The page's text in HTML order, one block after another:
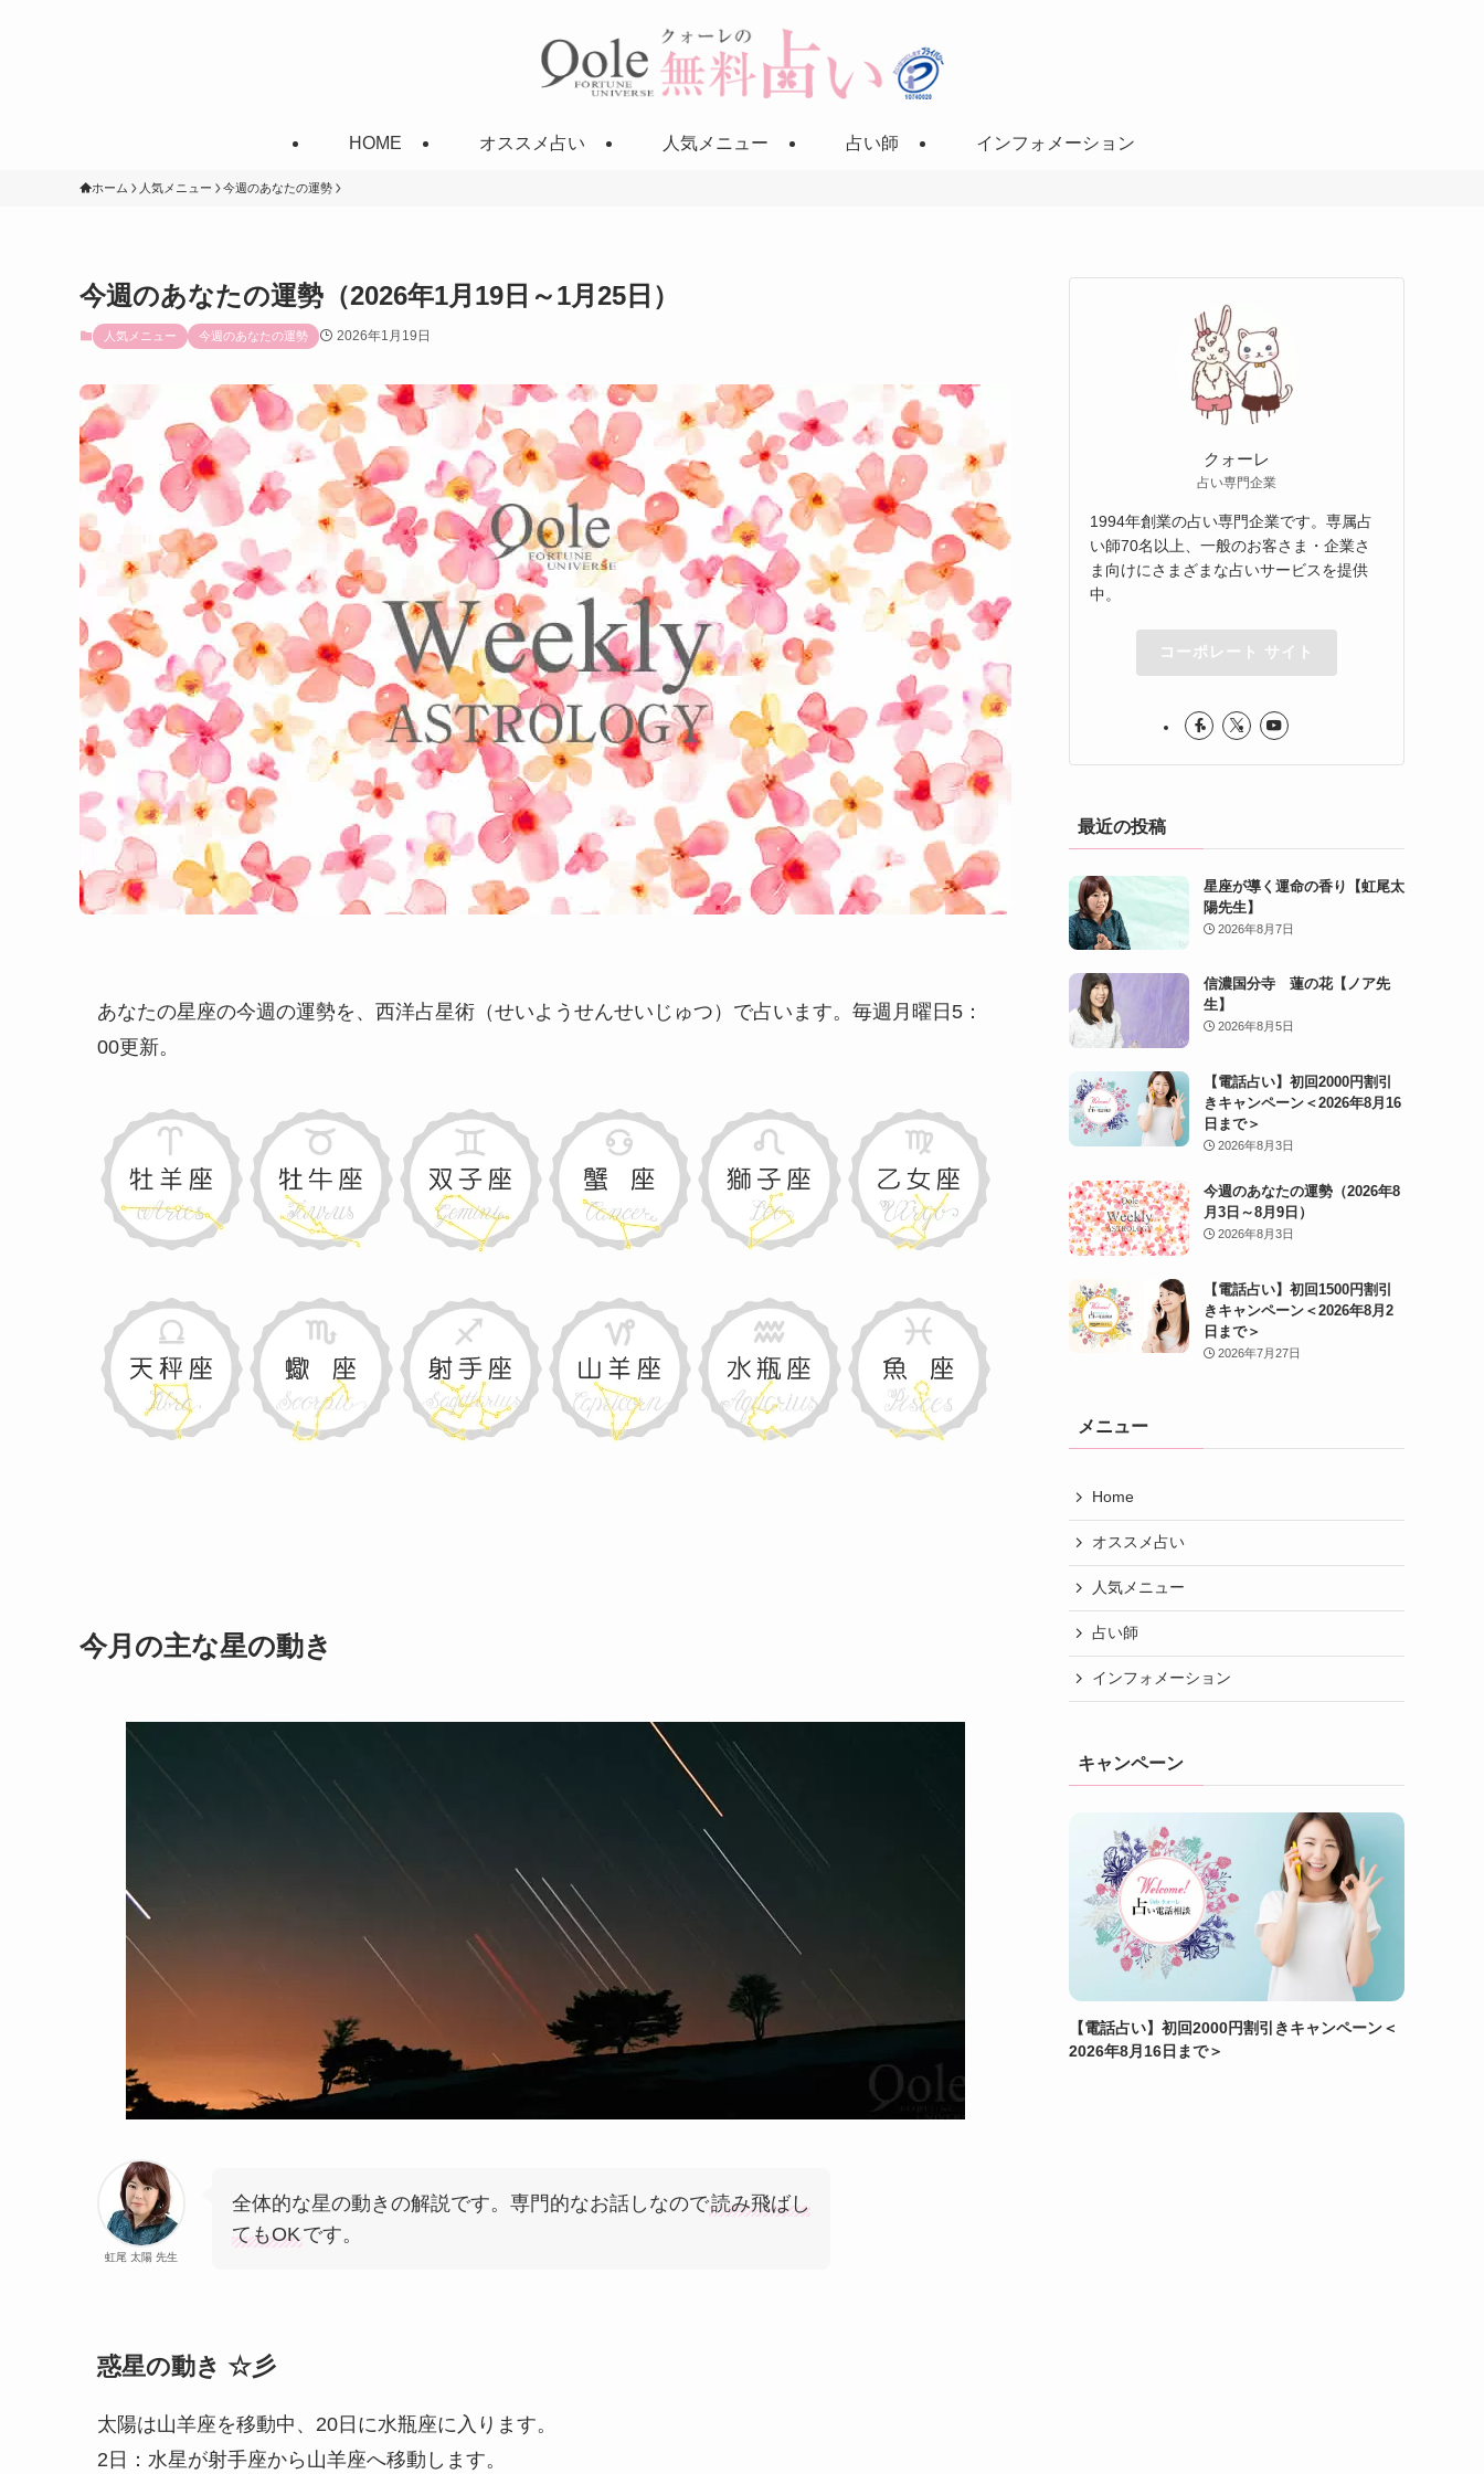
HOME オススメ占い 人気メニュー 占い師 インフォメーション
ホーム 人気メニュー 今週のあなたの運勢
今週のあなたの運勢（2026年1月19日～1月25日）
人気メニュー 今週のあなたの運勢 2026年1月19日
あなたの星座の今週の運勢を、西洋占星術（せいようせんせいじゅつ）で占います。 毎週月曜日5：
00更新。
今月の主な星の動き
虹尾 太陽 先生
全体的な星の動きの解説です。専門的なお話しなので読み飛ばし
てもOK です。
惑星の動き ☆彡
太陽は山羊座を移動中、20日に水瓶座に入ります。
2日：水星が射手座から山羊座へ移動します。
クォーレ
占い専門企業
1994年創業の占い専門企業です。専属占
い師70名以上、一般のお客さま・企業さ
ま向けにさまざまな占いサービスを提供
中。
コーポレート サイト
最近の投稿
星座が導く運命の香り【虹尾太
陽先生】
2026年8月7日
信濃国分寺 蓮の花【ノア先
生】
2026年8月5日
【電話占い】初回2000円割引
きキャンペーン＜2026年8月16
日まで＞
2026年8月3日
今週のあなたの運勢（2026年8
月3日～8月9日）
2026年8月3日
【電話占い】初回1500円割引
きキャンペーン＜2026年8月2
日まで＞
2026年7月27日
メニュー
Home
オススメ占い
人気メニュー
占い師
インフォメーション
キャンペーン
【電話占い】初回2000円割引きキャンペーン＜
2026年8月16日まで＞